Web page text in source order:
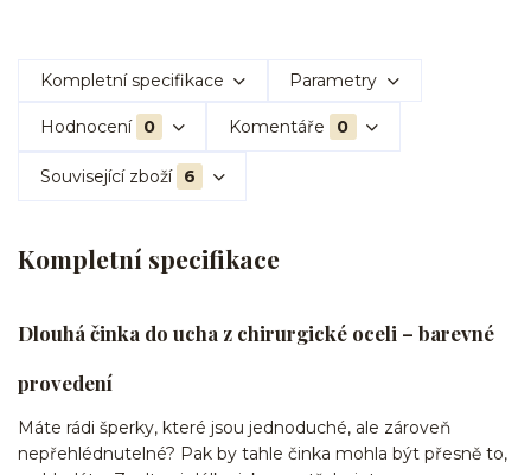
Kompletní specifikace Parametry
Hodnocení 0 Komentáře 0
Související zboží 6
Kompletní specifikace
Dlouhá činka do ucha z chirurgické oceli – barevné
provedení
Máte rádi šperky, které jsou jednoduché, ale zároveň
nepřehlédnutelné? Pak by tahle činka mohla být přesně to,